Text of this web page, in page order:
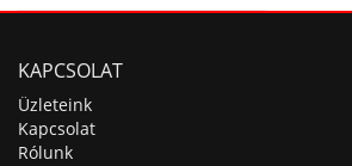
KAPCSOLAT
Üzleteink
Kapcsolat
Rólunk